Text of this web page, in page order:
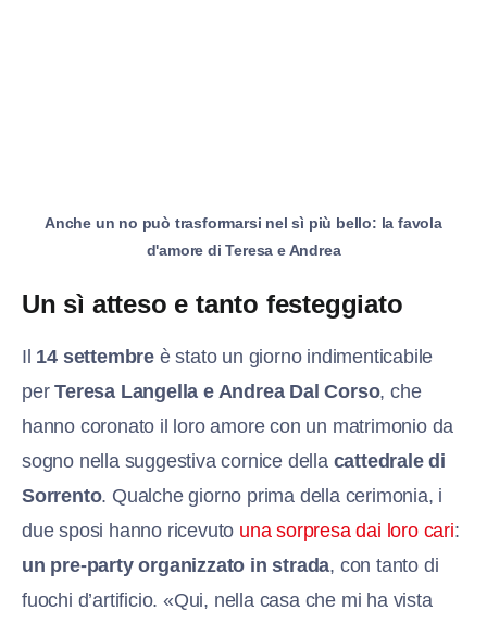
Anche un no può trasformarsi nel sì più bello: la favola
d'amore di Teresa e Andrea
Un sì atteso e tanto festeggiato
Il 14 settembre è stato un giorno indimenticabile
perTeresa Langella e Andrea Dal Corso, che
hanno coronato il loro amore con un matrimonio da
sogno nella suggestiva cornice della cattedrale di
Sorrento. Qualche giorno prima della cerimonia, i
due sposi hanno ricevuto una sorpresa dai loro cari:
un pre-party organizzato in strada, con tanto di
fuochi d’artificio. «Qui, nella casa che mi ha vista